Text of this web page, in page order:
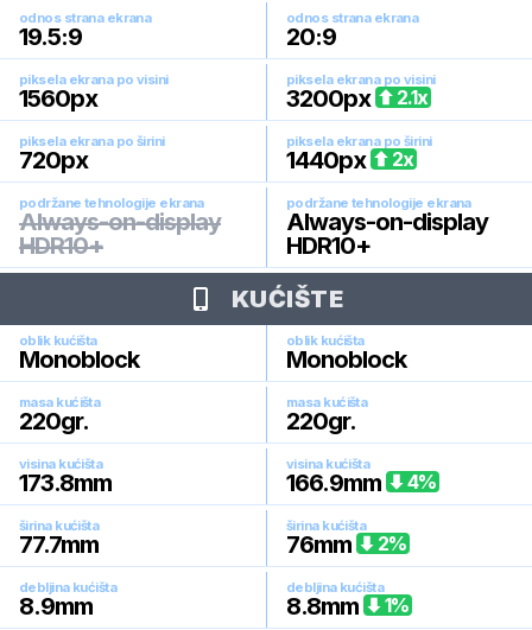
odnos strana ekrana
19.5:9
odnos strana ekrana
20:9
piksela ekrana po visini
1560px
piksela ekrana po visini
3200px 2.1x
piksela ekrana po širini
720px
piksela ekrana po širini
1440px 2x
podržane tehnologije ekrana
Always-on-display
HDR10+
podržane tehnologije ekrana
Always-on-display
HDR10+
KUĆIŠTE
oblik kućišta
Monoblock
oblik kućišta
Monoblock
masa kućišta
220gr.
masa kućišta
220gr.
visina kućišta
173.8mm
visina kućišta
166.9mm 4%
širina kućišta
77.7mm
širina kućišta
76mm 2%
debljina kućišta
8.9mm
debljina kućišta
8.8mm 1%